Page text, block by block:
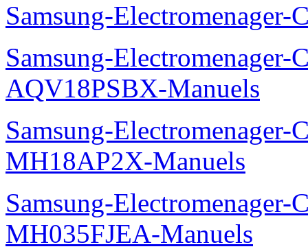
Samsung-
Samsung-Electromenager-
AQV18PSBX-Manuels
Samsung-Electromenager-
MH18AP2X-Manuels
Samsung-Electromenager-
MH035FJEA-Manuels